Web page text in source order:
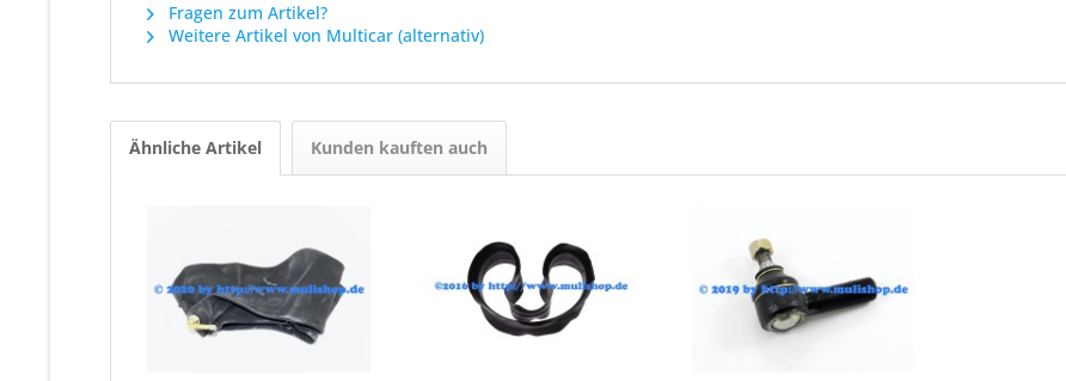
Fragen zum Artikel?
Weitere Artikel von Multicar (alternativ)
Ähnliche Artikel Kunden kauften auch